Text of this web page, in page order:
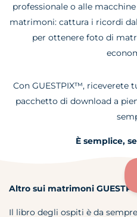
professionale o alle
matrimoni: cattura i ricordi
per ottenere foto di
Con GUESTPIX™, riceverete
pacchetto di download a
È semplice,
Altro sui matrimoni GUESTPIX
Il libro degli ospiti è da